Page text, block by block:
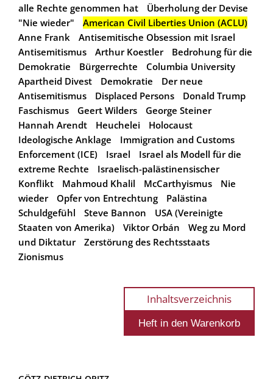
alle Rechte genommen hat
Überholung der Devise
"Nie wieder"
American Civil Liberties Union (ACLU)
Anne Frank
Antisemitische Obsession mit Israel
Antisemitismus
Arthur Koestler
Bedrohung für die
Demokratie
Bürgerrechte
Columbia University
Apartheid Divest
Demokratie
Der neue
Antisemitismus
Displaced Persons
Donald Trump
Faschismus
Geert Wilders
George Steiner
Hannah Arendt
Heuchelei
Holocaust
Ideologische Anklage
Immigration and Customs
Enforcement (ICE)
Israel
Israel als Modell für die
extreme Rechte
Israelisch-palästinensischer
Konflikt
Mahmoud Khalil McCarthyismus
Nie
wieder
Opfer von Entrechtung
Palästina
Schuldgefühl
Steve Bannon
USA (Vereinigte
Staaten von Amerika)
Viktor Orbán
Weg zu Mord
und Diktatur
Zerstörung des Rechtsstaats
Zionismus
Inhaltsverzeichnis